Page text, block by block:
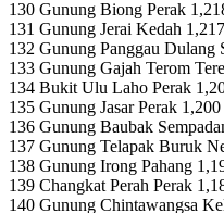
130 Gunung Biong Perak
131 Gunung Jerai Kedah 1,217
132 Gunung Panggau Dulang
133 Gunung Gajah Terom
134 Bukit Ulu Laho Perak
135 Gunung Jasar Perak 1,200
136 Gunung Baubak
137 Gunung Telapak Buruk
138 Gunung Irong Pahang
139 Changkat Perah Perak
140 Gunung Chintawangsa